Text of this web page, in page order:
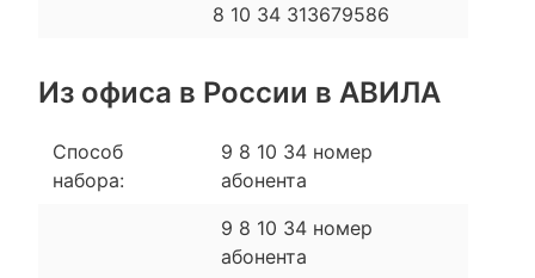
8 10 34 313679586
Из офиса в России в АВИЛА
Способ
набора:
9 8 10 34 номер
абонента
9 8 10 34 номер
абонента